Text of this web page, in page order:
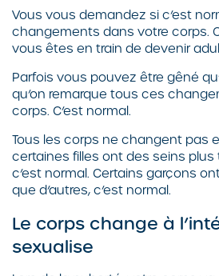
Vous vous demandez si c’est
changements dans votre corps.
vous êtes en train de devenir
Parfois vous pouvez être gêné
qu’on remarque tous ces
corps. C’est normal.
Tous les corps ne changent pas
certaines filles ont des seins plus
c’est normal. Certains garçons
que d’autres, c’est normal.
Le corps change à
sexualise